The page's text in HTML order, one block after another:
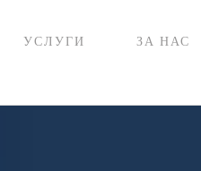
УСЛУГИ ЗА НАС